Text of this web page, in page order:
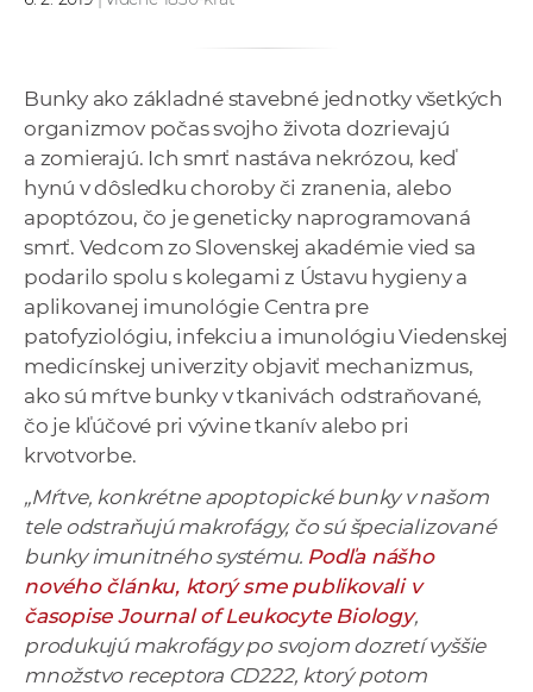
h
a
p
r
a
c
o
n
í
k
h
S
Bunky ako základné stavebné jednotky všetkých
organizmov počas svojho života dozrievajú
a zomierajú. Ich smrť nastáva nekrózou, keď
hynú v dôsledku choroby či zranenia, alebo
apoptózou, čo je geneticky naprogramovaná
smrť. Vedcom zo Slovenskej akadémie vied sa
podarilo spolu s kolegami z Ústavu hygieny a
aplikovanej imunológie Centra pre
patofyziológiu, infekciu a imunológiu Viedenskej
medicínskej univerzity objaviť mechanizmus,
ako sú mŕtve bunky v tkanivách odstraňované,
čo je kľúčové pri vývine tkanív alebo pri
krvotvorbe.
„Mŕtve, konkrétne apoptopické bunky v našom
tele odstraňujú makrofágy, čo sú špecializované
bunky imunitného systému. Podľa nášho
nového článku, ktorý sme publikovali v
časopise Journal of Leukocyte Biology,
produkujú makrofágy po svojom dozretí vyššie
množstvo receptora CD222, ktorý potom